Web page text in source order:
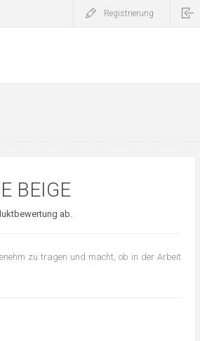
Registrierung
BEIGE
ab.
zu tragen und macht, ob in der Arbeit